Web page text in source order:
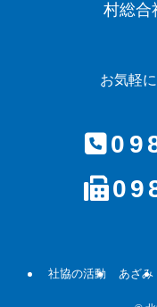
村総合
お気軽
社協の活動 あざみ